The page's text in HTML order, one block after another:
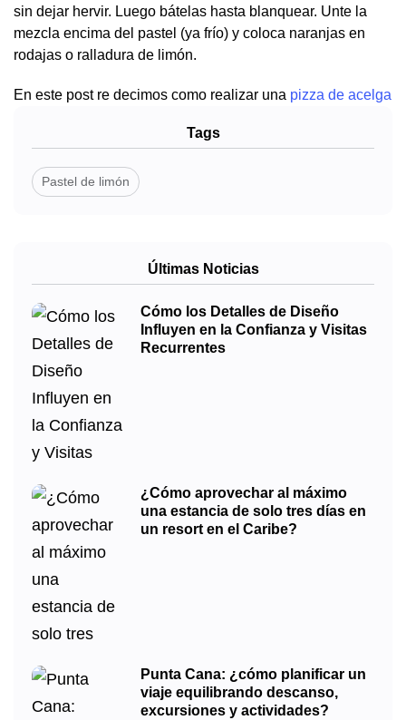
sin dejar hervir. Luego bátelas hasta blanquear. Unte la
mezcla encima del pastel (ya frío) y coloca naranjas en
rodajas o ralladura de limón.
En este post re decimos como realizar una pizza de acelga
Tags
Pastel de limón
Últimas Noticias
Cómo los Detalles de Diseño
Influyen en la Confianza y Visitas
Recurrentes
¿Cómo aprovechar al máximo
una estancia de solo tres días en
un resort en el Caribe?
Punta Cana: ¿cómo planificar un
viaje equilibrando descanso,
excursiones y actividades?